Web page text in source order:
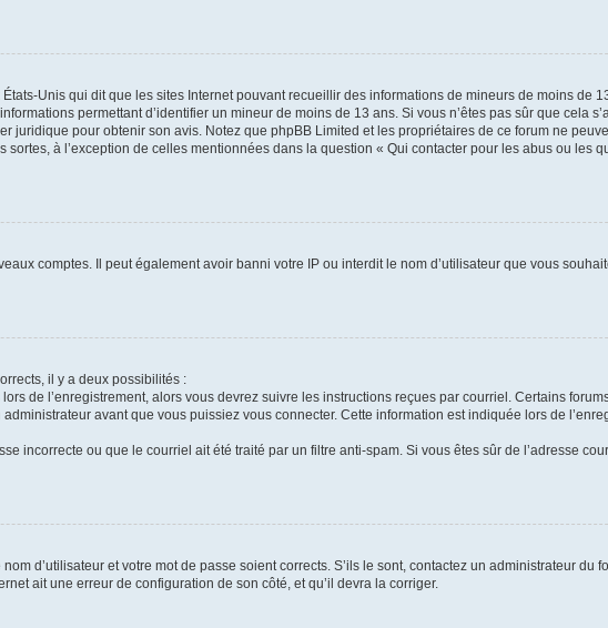
Unis qui dit que les sites Internet pouvant recueillir des informations de mineurs de moins de
permettant d’identifier un mineur de moins de 13 ans. Si vous n’êtes pas sûr que cela
juridique pour obtenir son avis. Notez que phpBB Limited et les propriétaires de ce forum ne
à l’exception de celles mentionnées dans la question « Qui contacter pour les abus ou les
comptes. Il peut également avoir banni votre IP ou interdit le nom d’utilisateur que vous
il y a deux possibilités :
de l’enregistrement, alors vous devrez suivre les instructions reçues par courriel. Certains
avant que vous puissiez vous connecter. Cette information est indiquée lors de
incorrecte ou que le courriel ait été traité par un filtre anti-spam. Si vous êtes sûr de l’adresse
d’utilisateur et votre mot de passe soient corrects. S’ils le sont, contactez un administrateur du
ait une erreur de configuration de son côté, et qu’il devra la corriger.